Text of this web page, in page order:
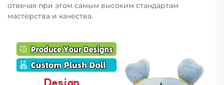
отвечая при этом самым высоким стандартам
мастерства и качества.